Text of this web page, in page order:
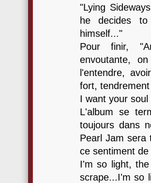
"Lying
he decides
himself..."
Pour finir,
envoutante,
l'entendre,
fort,
I want your soul
L'album se
toujours dans
Pearl Jam sera
ce sentiment
I'm so light,
scrape...I'm so